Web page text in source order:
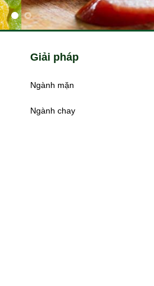
Giải pháp
Ngành mặn
Ngành chay